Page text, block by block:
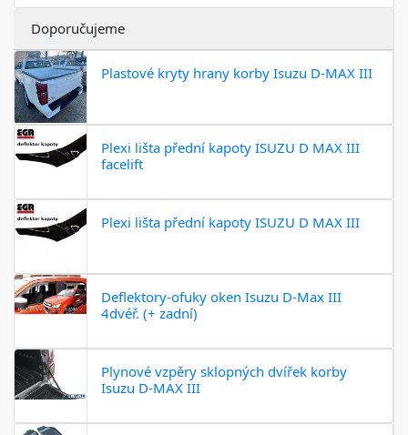
Doporučujeme
Plastové kryty hrany korby Isuzu D-MAX III
Plexi lišta přední kapoty ISUZU D MAX III
facelift
Plexi lišta přední kapoty ISUZU D MAX III
Deflektory-ofuky oken Isuzu D-Max III
4dvéř. (+ zadní)
Plynové vzpěry sklopných dvířek korby
Isuzu D-MAX III